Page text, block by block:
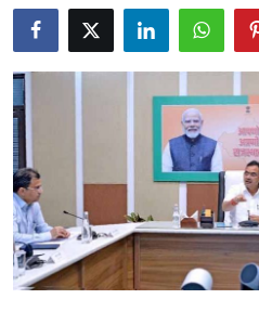
Epaper
धर्म
लाइफस्टाइल
टेक